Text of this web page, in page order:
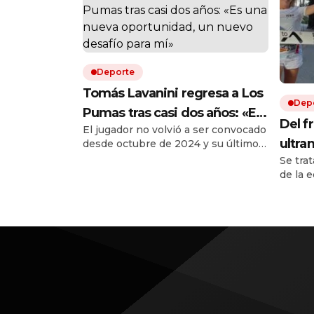
Deporte
Tomás Lavanini regresa a Los
Pumas tras casi dos años: «Es
una nueva oportunidad, un
nuevo desafío para mí»
El jugador no volvió a ser convocado
desde octubre de 2024 y su último
Del
Se
de la